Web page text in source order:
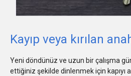
Kayıp veya kırılan
Yeni döndünüz ve uzun bir çalışma
ettiğiniz şekilde dinlenmek için kapıyı